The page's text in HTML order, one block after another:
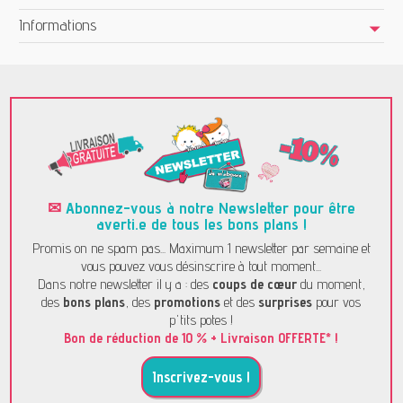
Informations
✉ Abonnez-vous à notre Newsletter pour être
averti.e de tous les bons plans !
Promis on ne spam pas... Maximum 1 newsletter par semaine et
vous pouvez vous désinscrire à tout moment...
Dans notre newsletter il y a : des coups de cœurdu moment,
des bons plans, des promotions et dessurprises pour vos
p'tits potes !
Bon de réduction de 10 % + Livraison OFFERTE* !
Inscrivez-vous !